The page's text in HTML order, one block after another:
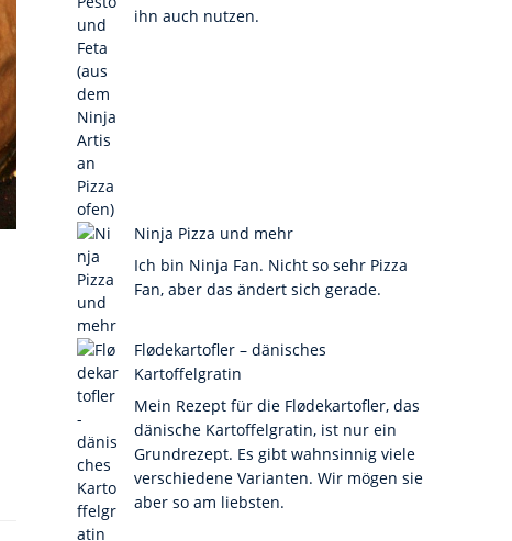
ihn auch nutzen.
Ninja Pizza und mehr
Ich bin Ninja Fan. Nicht so sehr Pizza
Fan, aber das ändert sich gerade.
Flødekartofler – dänisches
Kartoffelgratin
Mein Rezept für die Flødekartofler, das
dänische Kartoffelgratin, ist nur ein
Grundrezept. Es gibt wahnsinnig viele
verschiedene Varianten. Wir mögen sie
aber so am liebsten.